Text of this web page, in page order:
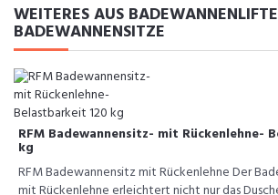
WEITERES AUS
BADEWANNENSITZE
RFM Badewannensitz- mit Rückenlehne-
kg
RFM Badewannensitz mit Rückenlehne Der
mit Rückenlehne erleichtert nicht nur das